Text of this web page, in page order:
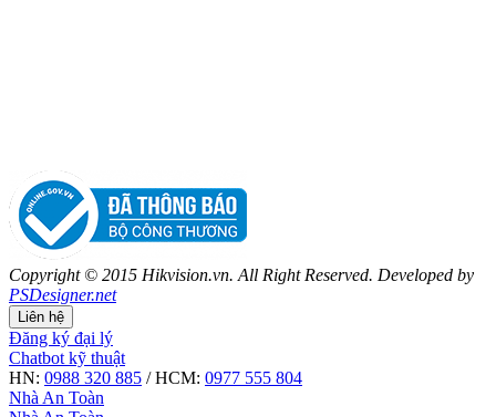
Copyright © 2015 Hikvision.vn. All Right Reserved. Developed by
PSDesigner.net
Liên hệ
Đăng ký đại lý
Chatbot kỹ thuật
HN: 0988 320 885 / HCM: 0977 555 804
Nhà An Toàn